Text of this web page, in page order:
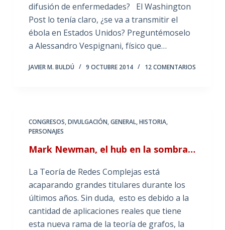
difusión de enfermedades? El Washington
Post lo tenía claro, ¿se va a transmitir el
ébola en Estados Unidos? Preguntémoselo
a Alessandro Vespignani, físico que…
JAVIER M. BULDÚ 9 OCTUBRE 2014 12 COMENTARIOS
CONGRESOS,DIVULGACIÓN,GENERAL,HISTORIA,
PERSONAJES
Mark Newman, el hub en la sombra…
La Teoría de Redes Complejas está
acaparando grandes titulares durante los
últimos años. Sin duda, esto es debido a la
cantidad de aplicaciones reales que tiene
esta nueva rama de la teoría de grafos, la